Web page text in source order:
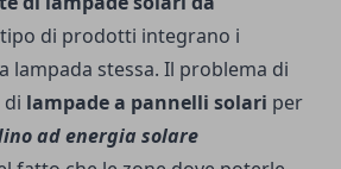
di prodotti integrano i
lampada stessa. Il problema di
lampade a pannelli solari per
ad energia solare